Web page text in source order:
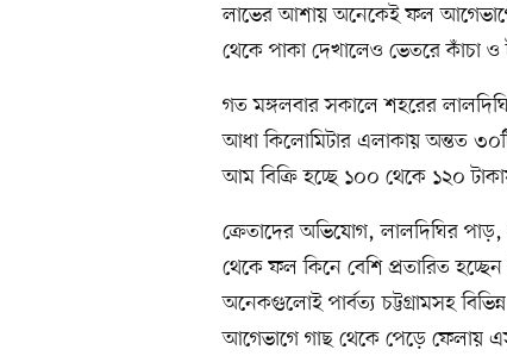
লাভের আশায় অনেকেই ফল
থেকে পাকা দেখালেও ভেতরে কাঁচা
গত মঙ্গলবার সকালে শহরের
আধা কিলোমিটার এলাকায় অন্তত
আম বিক্রি হচ্ছে ১০০ থেকে ১২০
ক্রেতাদের অভিযোগ, লালদিঘির
থেকে ফল কিনে বেশি প্রতারিত
অনেকগুলোই পার্বত্য চট্টগ্রামসহ
আগেভাগে গাছ থেকে পেড়ে ফেলায়